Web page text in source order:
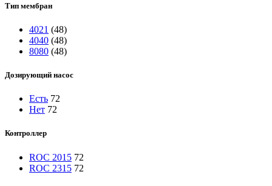
Тип мембран
4021 (48)
4040 (48)
8080 (48)
Дозирующий насос
Есть 72
Нет 72
Контроллер
ROC 2015 72
ROC 2315 72